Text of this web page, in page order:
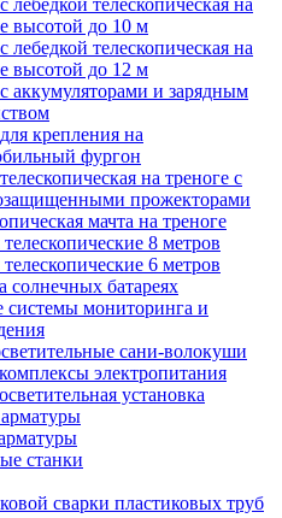
лебедкой телескопическая на
высотой до 10 м
лебедкой телескопическая на
высотой до 12 м
аккумуляторами и зарядным
крепления на
фургон
на треноге с
прожекторами
мачта на треноге
8 метров
6 метров
солнечных батареях
мониторинга и
сани-волокуши
электропитания
установка
станки
сварки пластиковых труб